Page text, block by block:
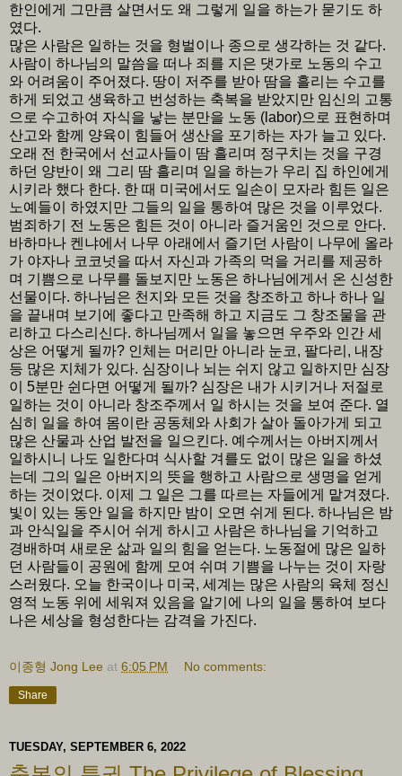
한인에게 그만큼 살면서도 왜 그렇게 일을 하는가 묻기도 하
였다.
많은 사람은 일하는 것을 형벌이나 종으로 생각하는 것 같다.
사람이 하나님의 말씀을 떠나 죄를 지은 댓가로 노동의 수고
와 어려움이 주어졌다. 땅이 저주를 받아 땀을 흘리는 수고를
하게 되었고 생육하고 번성하는 축복을 받았지만 임신의 고통
으로 수고하여 자식을 낳는 분만을 노동 (labor)으로 표현하며
산고와 함께 양육이 힘들어 생산을 포기하는 자가 늘고 있다.
오래 전 한국에서 선교사들이 땀 흘리며 정구치는 것을 구경
하던 양반이 왜 그리 땀 흘리며 일을 하는가 우리 집 하인에게
시키라 했다 한다. 한 때 미국에서도 일손이 모자라 힘든 일은
노예들이 하였지만 그들의 일을 통하여 많은 것을 이루었다.
범죄하기 전 노동은 힘든 것이 아니라 즐거움인 것으로 안다.
바하마나 켄냐에서 나무 아래에서 즐기던 사람이 나무에 올라
가 야자나 코코넛을 따서 자신과 가족의 먹을 거리를 제공하
며 기쁨으로 나무를 돌보지만 노동은 하나님에게서 온 신성한
선물이다. 하나님은 천지와 모든 것을 창조하고 하나 하나 일
을 끝내며 보기에 좋다고 만족해 하고 지금도 그 창조물을 관
리하고 다스리신다. 하나님께서 일을 놓으면 우주와 인간 세
상은 어떻게 될까? 인체는 머리만 아니라 눈코, 팔다리, 내장
등 많은 지체가 있다. 심장이나 뇌는 쉬지 않고 일하지만 심장
이 5분만 쉰다면 어떻게 될까? 심장은 내가 시키거나 저절로
일하는 것이 아니라 창조주께서 일 하시는 것을 보여 준다. 열
심히 일을 하여 몸이란 공동체와 사회가 살아 돌아가게 되고
많은 산물과 산업 발전을 일으킨다. 예수께서는 아버지께서
일하시니 나도 일한다며 식사할 겨를도 없이 많은 일을 하셨
는데 그의 일은 아버지의 뜻을 행하고 사람으로 생명을 얻게
하는 것이었다. 이제 그 일은 그를 따르는 자들에게 맡겨졌다.
빛이 있는 동안 일을 하지만 밤이 오면 쉬게 된다. 하나님은 밤
과 안식일을 주시어 쉬게 하시고 사람은 하나님을 기억하고
경배하며 새로운 삶과 일의 힘을 얻는다. 노동절에 많은 일하
던 사람들이 공원에 함께 모여 쉬며 기쁨을 나누는 것이 자랑
스러웠다. 오늘 한국이나 미국, 세계는 많은 사람의 육체 정신
영적 노동 위에 세워져 있음을 알기에 나의 일을 통하여 보다
나은 세상을 형성한다는 감격을 가진다.
이종형 Jong Lee at 6:05 PM No comments:
Share
TUESDAY, SEPTEMBER 6, 2022